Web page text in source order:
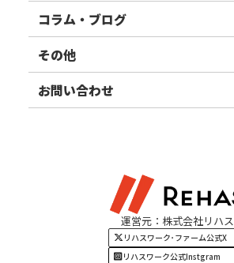
リハスファーム
関東エリア
東北エリア
甲信越エリア
四国・九州エリア
コラム・ブログ
事業所ブログ
ご利用者様の声
その他
お知らせ
お問い合わせ
運営元：株式会社リハス
リハスワーク･ファーム公式X
リハスワーク公式Instgram